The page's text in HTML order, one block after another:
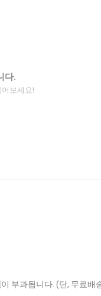
다.
보세요!
이 부과됩니다. (단, 무료배